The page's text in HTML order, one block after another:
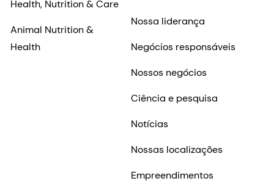
Health, Nutrition & Care
Animal Nutrition &
Health
Nossa liderança
Negócios responsáveis
Nossos negócios
Ciência e pesquisa
Notícias
Nossas localizações
Empreendimentos